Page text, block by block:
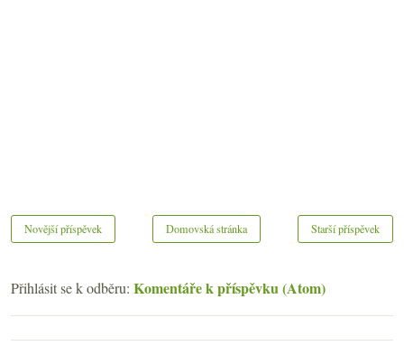
Novější příspěvek Starší příspěvek
Domovská stránka
Přihlásit se k odběru: Komentáře k příspěvku (Atom)